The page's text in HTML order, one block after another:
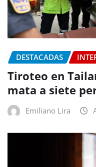
DESTACADAS
Tiroteo en
mata a siete
Emiliano Lira